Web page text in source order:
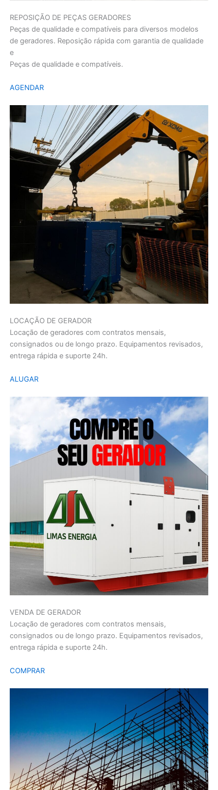
REPOSIÇÃO DE PEÇAS GERADORES
Peças de qualidade e compatíveis para diversos modelos
de geradores. Reposição rápida com garantia de qualidade
e
Peças de qualidade e compatíveis.
AGENDAR
LOCAÇÃO DE GERADOR
Locação de geradores com contratos mensais,
consignados ou de longo prazo. Equipamentos revisados,
entrega rápida e suporte 24h.
ALUGAR
VENDA DE GERADOR
Locação de geradores com contratos mensais,
consignados ou de longo prazo. Equipamentos revisados,
entrega rápida e suporte 24h.
COMPRAR